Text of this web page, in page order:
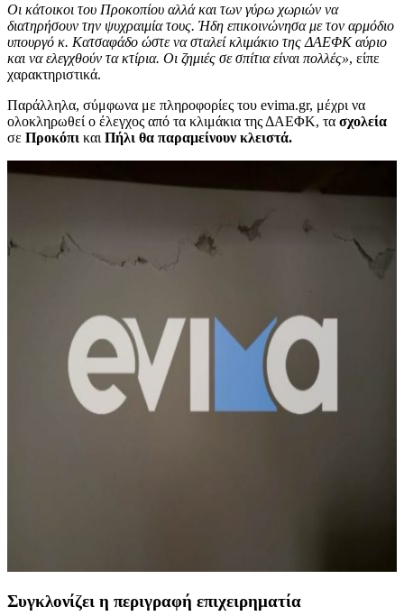
Οι κάτοικοι του Προκοπίου αλλά και των γύρω χωριών να
διατηρήσουν την ψυχραιμία τους. Ήδη επικοινώνησα με τον αρμόδιο
υπουργό κ. Κατσαφάδο ώστε να σταλεί κλιμάκιο της ΔΑΕΦΚ αύριο
και να ελεγχθούν τα κτίρια. Οι ζημιές σε σπίτια είναι πολλές», είπε
χαρακτηριστικά.
Παράλληλα, σύμφωνα με πληροφορίες του evima.gr, μέχρι να
ολοκληρωθεί ο έλεγχος από τα κλιμάκια της ΔΑΕΦΚ, τα σχολεία
σε Προκόπι και Πήλι θα παραμείνουν κλειστά.
Συγκλονίζει η περιγραφή επιχειρηματία